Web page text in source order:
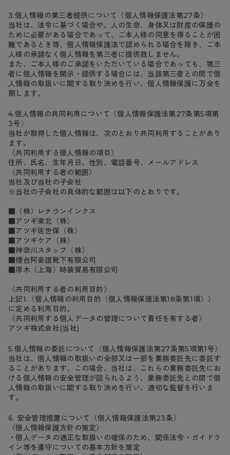
3.個人情報の第三者提供について（個人情報保護法第27条）
当社は、法令に基づく場合や、人の生命、身体又は財産の保護の
ために必要がある場合であって、ご本人様の同意を得ることが困
難であるとき等、個人情報保護法で認められる場合を除き、ご本
人様の承諾なく個人情報を第三者に提供致しません。
また、ご本人様のご承諾をいただいている場合であっても、第三
者に個人情報を開示・提供する場合には、当該第三者との間で個
人情報の取扱いに関する取り決めを行い、個人情報保護に万全を
期します。
4.個人情報の共同利用について（個人情報保護法第27条第5項第
3号）
当社が取得した個人情報は、次のとおり共同利用することがあり
ます。
〈共同利用する個人情報の項目〉
住所、氏名、生年月日、性別、電話番号、メールアドレス
〈共同利用する者の範囲〉
当社及び当社の子会社
※当社の子会社の具体的な範囲は以下のとおりです。
■（株）レナウンインクス
■アツギ東北（株）
■アツギ佐世保（株）
■アツギケア（株）
■神奈川スタッフ（株）
■煙台阿姿誼靴下有限公司
■厚木（上海）時装貿易有限公司
〈共同利用する者の利用目的〉
上記1.（個人情報の利用目的（個人情報保護法第18条第1項））
に定める利用目的。
〈共同利用する個人データの管理について責任を有する者〉
アツギ株式会社(当社)
5.個人情報の委託について（個人情報保護法第27条第5項第1号）
当社は、個人情報の取扱いの全部又は一部を業務委託先に委託す
ることがあります。この場合、当社は、これらの業務委託先にお
ける個人情報の安全管理が図られるよう、業務委託先との間で個
人情報の取扱いに関する取り決めを行い、適切な監督を行いま
す。
6. 安全管理措置について（個人情報保護法第23条）
〈個人情報保護方針の策定〉
・個人データの適正な取扱いの確保のため、関係法令・ガイドラ
イン等を遵守についての基本方針を策定